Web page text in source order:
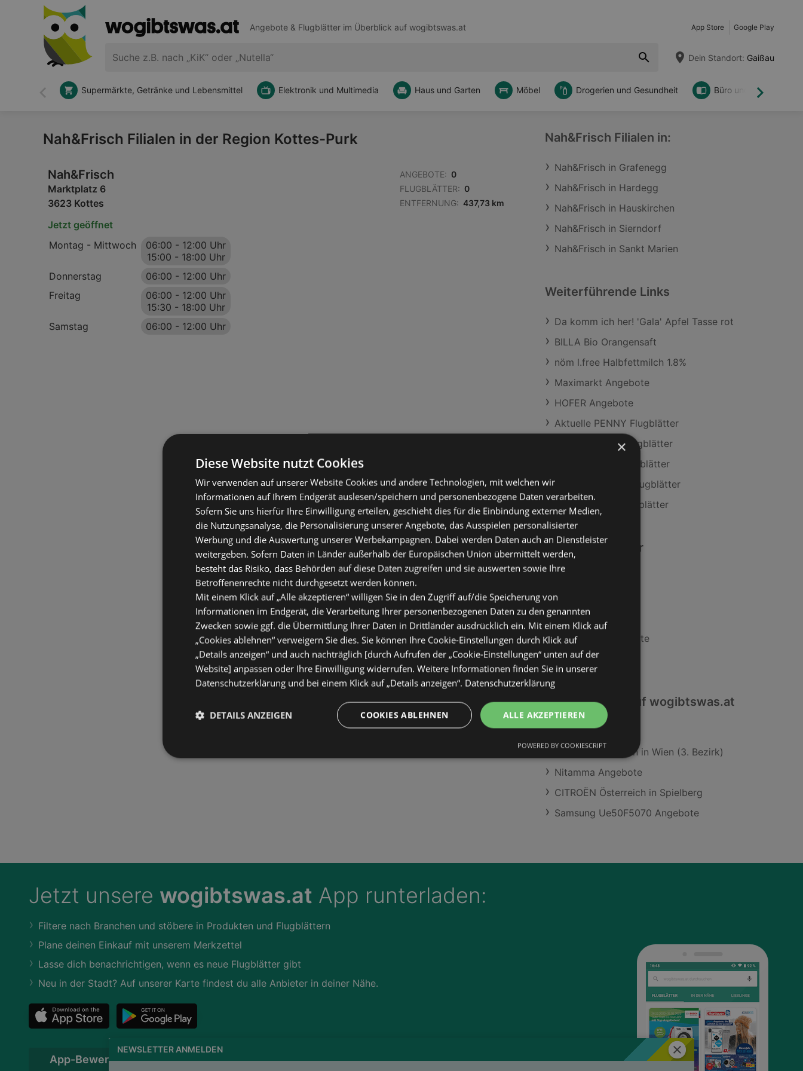
Angebote & Flugblätter im Überblick auf wogibtswas.at App Store Google Play
Dein Standort: Gaißau
Zurück Weiter
Supermärkte, Getränke und Lebensmittel Elektronik und Multimedia Haus und Garten Möbel Drogerien und Gesundheit Büro und DIY
Nah&Frisch Filialen in der Region Kottes-Purk
Schließen
NEWSLETTER ANMELDEN
Nah&Frisch
Marktplatz 6
3623 Kottes
ANGEBOTE: 0
FLUGBLÄTTER: 0
ENTFERNUNG: 437,73 km
Jetzt geöffnet
Montag - Mittwoch
06:00 - 12:00 Uhr
15:00 - 18:00 Uhr
Donnerstag
06:00 - 12:00 Uhr
Freitag
06:00 - 12:00 Uhr
15:30 - 18:00 Uhr
Samstag
06:00 - 12:00 Uhr
Nah&Frisch Filialen in:
Nah&Frisch in Grafenegg
Nah&Frisch in Hardegg
Nah&Frisch in Hauskirchen
Nah&Frisch in Sierndorf
Nah&Frisch in Sankt Marien
Weiterführende Links
Da komm ich her! 'Gala' Apfel Tasse rot
BILLA Bio Orangensaft
nöm l.free Halbfettmilch 1.8%
Maximarkt Angebote
HOFER Angebote
Aktuelle PENNY Flugblätter
Aktuelle ADEG Flugblätter
Aktuelle SPAR Flugblätter
Aktuelle MPREIS Flugblätter
Aktuelle NÖM Flugblätter
Ähnliche Händler
BILLA Angebote
MPREIS Angebote
Maximarkt Angebote
SPAR Angebote
Interessantes auf wogibtswas.at
Fiat in Tamsweg
ruhe-pol.at Filialen in Wien (3. Bezirk)
Nitamma Angebote
CITROËN Österreich in Spielberg
Samsung Ue50F5070 Angebote
Jetzt unsere wogibtswas.at App runterladen:
Filtere nach Branchen und stöbere in Produkten und Flugblättern
Plane deinen Einkauf mit unserem Merkzettel
Lasse dich benachrichtigen, wenn es neue Flugblätter gibt
Neu in der Stadt? Auf unserer Karte findest du alle Anbieter in deiner Nähe.
App-Bewertung
×
Diese Website nutzt Cookies
Wir verwenden auf unserer Website Cookies und andere Technologien, mit welchen wir
Informationen auf Ihrem Endgerät auslesen/speichern und personenbezogene Daten verarbeiten.
Sofern Sie uns hierfür Ihre Einwilligung erteilen, geschieht dies für die Einbindung externer Medien,
die Nutzungsanalyse, die Personalisierung unserer Angebote, das Ausspielen personalisierter
Werbung und die Auswertung unserer Werbekampagnen. Dabei werden Daten auch an Dienstleister
weitergeben. Sofern Daten in Länder außerhalb der Europäischen Union übermittelt werden,
besteht das Risiko, dass Behörden auf diese Daten zugreifen und sie auswerten sowie Ihre
Betroffenenrechte nicht durchgesetzt werden können.
Mit einem Klick auf „Alle akzeptieren“ willigen Sie in den Zugriff auf/die Speicherung von
Informationen im Endgerät, die Verarbeitung Ihrer personenbezogenen Daten zu den genannten
Zwecken sowie ggf. die Übermittlung Ihrer Daten in Drittländer ausdrücklich ein. Mit einem Klick auf
„Cookies ablehnen“ verweigern Sie dies. Sie können Ihre Cookie-Einstellungen durch Klick auf
„Details anzeigen“ und auch nachträglich [durch Aufrufen der „Cookie-Einstellungen“ unten auf der
Website] anpassen oder Ihre Einwilligung widerrufen. Weitere Informationen finden Sie in unserer
Datenschutzerklärung und bei einem Klick auf „Details anzeigen“. Datenschutzerklärung
ALLE AKZEPTIEREN
COOKIES ABLEHNEN
DETAILS ANZEIGEN
POWERED BY COOKIESCRIPT